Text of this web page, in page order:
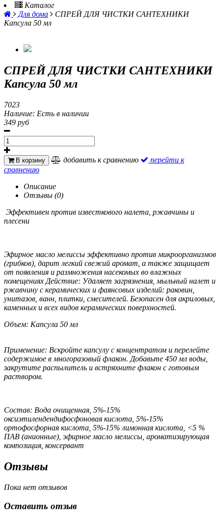
Каталог
Для дома
СПРЕЙ ДЛЯ ЧИСТКИ САНТЕХНИКИ
Капсула 50 мл
СПРЕЙ ДЛЯ ЧИСТКИ САНТЕХНИКИ
Капсула 50 мл
7023
Наличие: Есть в наличии
349 руб
В корзину добавить к сравнению
перейти к
сравнению
Описание
Отзывы (0)
Эффективен против известкового налета, ржавчины и
плесени
Эфирное масло мелиссы эффективно против микроорганизмов
(грибков), дарит легкий свежий аромат, а также защищает
от появления и размножения насекомых во влажных
помещениях Действие: Удаляет загрязнения, мыльный налет и
ржавчину с керамических и фаянсовых изделий: раковин,
унитазов, ванн, плитки, смесителей. Безопасен для акриловых,
каменных и всех видов керамических поверхностей.
Объем: Капсула 50 мл
Применение: Вскройте капсулу с концентратом и перелейте
содержимое в многоразовый флакон. Добавьте 450 мл воды,
закрутите распылитель и встряхните флакон с готовым
раствором.
Состав: Вода очищенная, 5%-15%
оксиэтилендендифосфоновая кислота, 5%-15%
ортофосфорная кислота, 5%-15% лимонная кислота, <5 %
ПАВ (анионные), эфирное масло мелиссы, ароматизирующая
композиция, консервант
Отзывы
Пока нет отзывов
Оставить отзыв